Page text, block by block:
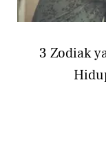
3 Zodiak